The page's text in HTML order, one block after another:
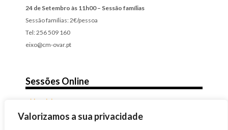
Valorizamos a sua privacidade
24 de Setembro às 11h00 – Sessão famílias
Sessão famílias: 2€/pessoa
Tel: 256 509 160
eixo@cm-ovar.pt
Sessões Online
Videoclube Zero em Comportamento
A qualquer dia, a qualquer hora